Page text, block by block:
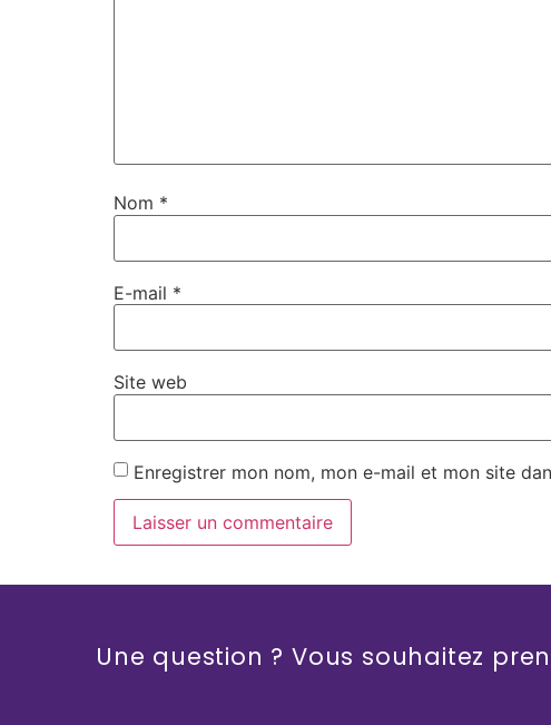
Nom *
E-mail *
Site web
Enregistrer mon nom, mon e-mail et mon site
Une question ? Vous souhaitez